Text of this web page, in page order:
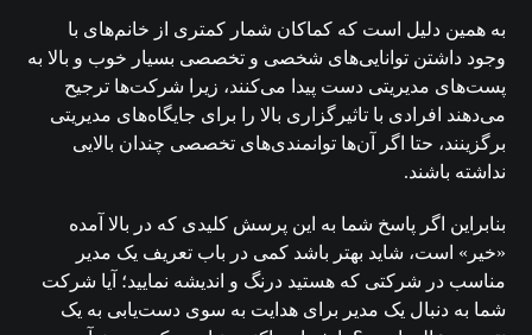
به همین دلیل است که کماکان شمار کمتری از خانم‌های با
وجود داشتن توانایی‌های شخصی و تخصصی بسیار خوب و بالا به
پست‌های مدیریتی دست پیدا می‌کنند، زیرا شرکت‌ها ترجیح
می‌دهند افرادی با تاثیرگزاری بالا را برای جایگاه‌های مدیریتی
برگزینند، حتا اگر آن‌ها توانمندی‌های تخصصی چندان بالایی
نداشته باشند.
بنابراین اگر پاسخ شما به این پرسش کلیدی که در بالا آمده
«خیر» است، شاید بهتر باشد کمی در باب تعریف یک مدیر
مناسب در شرکتی که هستید درنگ و اندیشه نمایید؛ آیا شرکت
شما به دنبال یک مدیر برای هدایت به سوی دست‌یابی به یک